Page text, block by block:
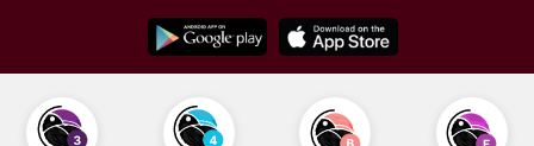
content